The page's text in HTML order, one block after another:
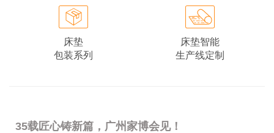
床垫
包装系列
床垫智能
生产线定制
35载匠心铸新篇，广州家博会见！